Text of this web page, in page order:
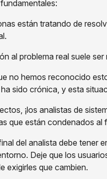
están tratando de
al problema real suele
no hemos reconocido
sido crónica, y esta
¡los analistas de
que están condenados al
del analista debe tener
Deje que los
exigirles que cambien.